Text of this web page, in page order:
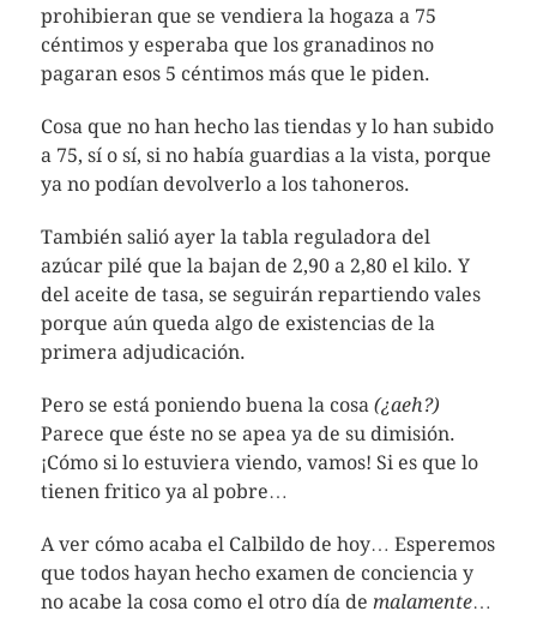
prohibieran que se vendiera la hogaza a 75
céntimos y esperaba que los granadinos no
pagaran esos 5 céntimos más que le piden.
Cosa que no han hecho las tiendas y lo han subido
a 75, sí o sí, si no había guardias a la vista, porque
ya no podían devolverlo a los tahoneros.
También salió ayer la tabla reguladora del
azúcar pilé que la bajan de 2,90 a 2,80 el kilo. Y
del aceite de tasa, se seguirán repartiendo vales
porque aún queda algo de existencias de la
primera adjudicación.
Pero se está poniendo buena la cosa (¿aeh?)
Parece que éste no se apea ya de su dimisión.
¡Cómo si lo estuviera viendo, vamos! Si es que lo
tienen fritico ya al pobre…
A ver cómo acaba el Calbildo de hoy… Esperemos
que todos hayan hecho examen de conciencia y
no acabe la cosa como el otro día de malamente…